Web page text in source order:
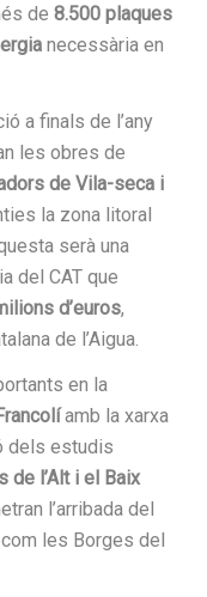
de 8.500 plaques
necessària en
a finals de l’any
les obres de
de Vila-seca i
la zona litoral
serà una
del CAT que
d’euros,
de l’Aigua.
en la
amb la xarxa
dels estudis
de l’Alt i el Baix
l’arribada del
les Borges del